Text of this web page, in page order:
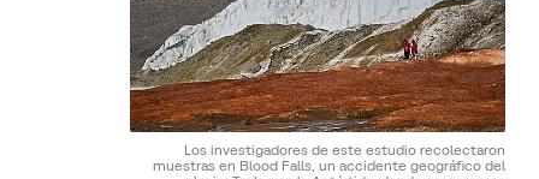
Los investigadores de este estudio recolectaron
muestras en Blood Falls, un accidente geográfico del